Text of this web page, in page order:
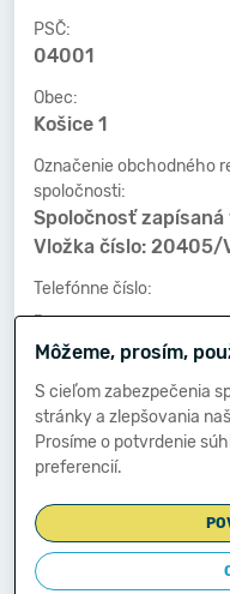
PSČ:
04001
Obec:
Košice 1
Označenie obchodného
spoločnosti:
Spoločnosť zapísaná
Vložka číslo: 20405/
Telefónne číslo:
-
Faxové číslo:
-
E-mailová adresa:
-
Zostavená dňa:
29.06.2018
Môžeme, prosím,
S cieľom zabezpečenia
stránky a zlepšovania
Prosíme o potvrdenie
preferencií.